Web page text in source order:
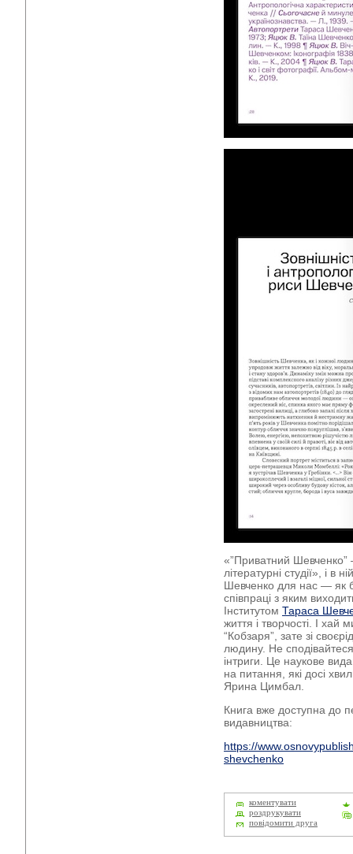
«”Приватний Шевченко”
літературні студії», і в
Шевченко для нас — як
співпраці з яким
Інститутом Тараса
життя і творчості. І
“Кобзаря”, зате зі
людину. Не
інтриги. Це наукове
на питання, які досі
Ярина Цимбал.
Книга вже доступна до
видавництва:
https://
shevchenko
коментувати
роздрукувати
повідомити друга